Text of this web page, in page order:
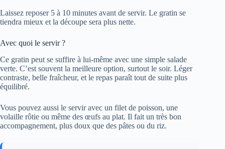
Laissez reposer 5 à 10 minutes avant de servir. Le gratin se
tiendra mieux et la découpe sera plus nette.
Avec quoi le servir ?
Ce gratin peut se suffire à lui-même avec une simple salade
verte. C’est souvent la meilleure option, surtout le soir. Léger
contraste, belle fraîcheur, et le repas paraît tout de suite plus
équilibré.
Vous pouvez aussi le servir avec un filet de poisson, une
volaille rôtie ou même des œufs au plat. Il fait un très bon
accompagnement, plus doux que des pâtes ou du riz.